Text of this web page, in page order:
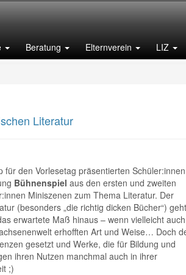
Beratung Elternverein LIZ
Literatur
für den Vorlesetag präsentierten Schüler:innen
Bühnenspiel aus den ersten und zweiten
Miniszenen zum Thema Literatur. Der
(besonders „die richtig dicken Bücher“) geht
erwartete Maß hinaus – wenn vielleicht auch
erhofften Art und Weise… Doch
gesetzt und Werke, die für Bildung und
ihren Nutzen manchmal auch in ihrer
;)